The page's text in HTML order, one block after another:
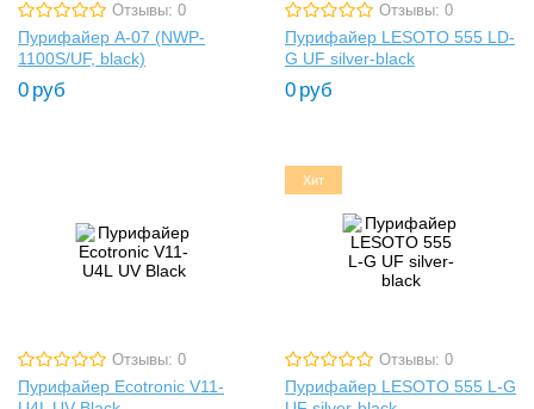
Отзывы: 0
Пурифайер A-07 (NWP-
1100S/UF, black)
0 руб
Отзывы: 0
Пурифайер LESOTO 555 LD-
G UF silver-black
0 руб
Отзывы: 0
Пурифайер Ecotronic V11-
Хит
Отзывы: 0
Пурифайер LESOTO 555 L-G